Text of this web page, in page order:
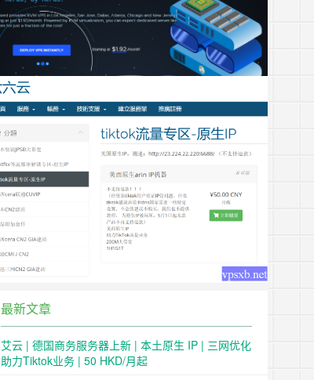
最新文章
艾云 | 德国商务服务器上新 | 本土原生 IP | 三网优化
助力Tiktok业务 | 50 HKD/月起